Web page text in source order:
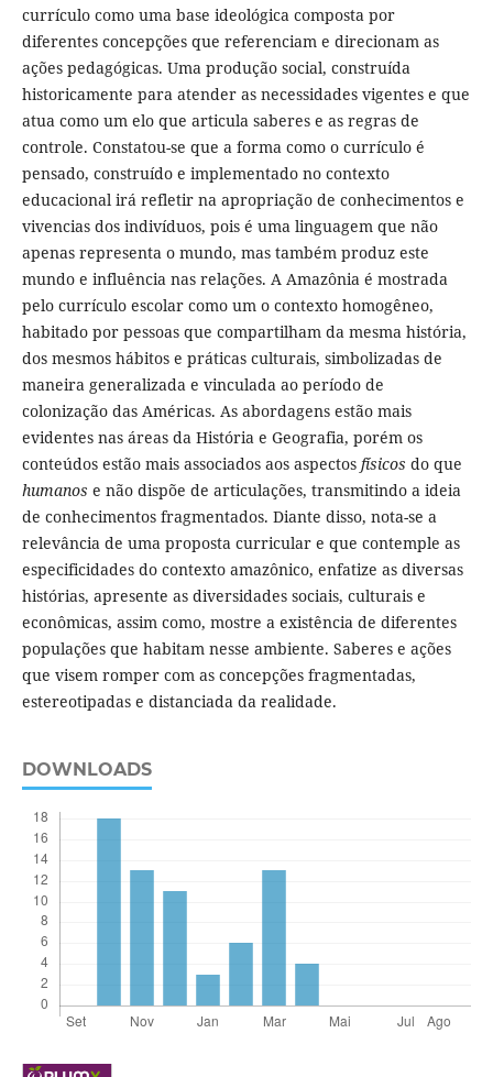
currículo como uma base ideológica composta por
diferentes concepções que referenciam e direcionam as
ações pedagógicas. Uma produção social, construída
historicamente para atender as necessidades vigentes e que
atua como um elo que articula saberes e as regras de
controle. Constatou-se que a forma como o currículo é
pensado, construído e implementado no contexto
educacional irá refletir na apropriação de conhecimentos e
vivencias dos indivíduos, pois é uma linguagem que não
apenas representa o mundo, mas também produz este
mundo e influência nas relações. A Amazônia é mostrada
pelo currículo escolar como um o contexto homogêneo,
habitado por pessoas que compartilham da mesma história,
dos mesmos hábitos e práticas culturais, simbolizadas de
maneira generalizada e vinculada ao período de
colonização das Américas. As abordagens estão mais
evidentes nas áreas da História e Geografia, porém os
conteúdos estão mais associados aos aspectos físicos do que
humanos e não dispõe de articulações, transmitindo a ideia
de conhecimentos fragmentados. Diante disso, nota-se a
relevância de uma proposta curricular e que contemple as
especificidades do contexto amazônico, enfatize as diversas
histórias, apresente as diversidades sociais, culturais e
econômicas, assim como, mostre a existência de diferentes
populações que habitam nesse ambiente. Saberes e ações
que visem romper com as concepções fragmentadas,
estereotipadas e distanciada da realidade.
DOWNLOADS